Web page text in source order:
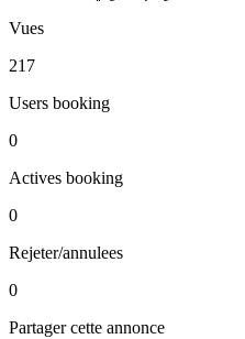
Vues
217
Users booking
0
Actives booking
0
Rejeter/annulees
0
Partager cette annonce